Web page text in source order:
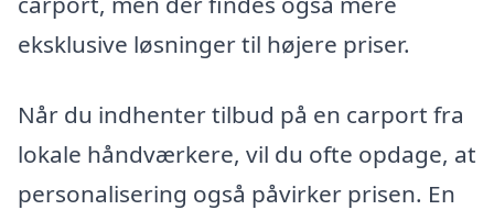
eksklusive løsninger til højere priser.
Når du indhenter tilbud på en carport fra
lokale håndværkere, vil du ofte opdage, at
personalisering også påvirker prisen. En